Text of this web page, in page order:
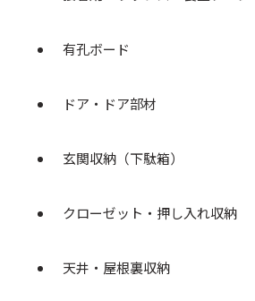
有孔ボード
ドア・ドア部材
玄関収納（下駄箱）
クローゼット・押し入れ収納
天井・屋根裏収納